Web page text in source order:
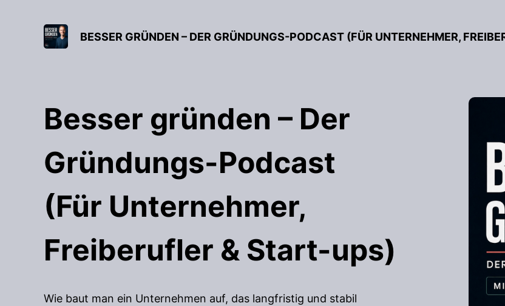
Besser gründen – Der
Gründungs-Podcast
(Für Unternehmer,
Freiberufler & Start-ups)
Wie baut man ein Unternehmen auf, das langfristig und stabil